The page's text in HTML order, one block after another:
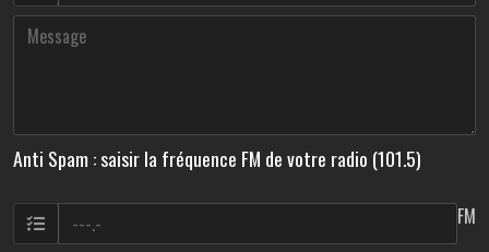
Anti Spam : saisir la fréquence FM de votre radio (101.5)
FM